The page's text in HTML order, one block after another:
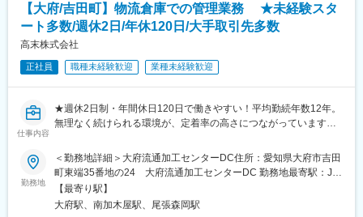
「お客様のために、みんなで協力する」という考えが根付いてお
り、
困っている人がいれば、自然と助け合う職場です。
アメリカ・メキシコにも拠点を持ち、海外でも事業を展開。
日本と同じ高い品質の製品を世界へ届ける取り組みを続けていま
変更の範囲：会社の定める業務
■組織構成：
部長50代、課長50代1名・60代1名、メンバー7名（50代1名、40
代1名、30代4名、20代1名）で構成されております。
ており、業務の繁閑に合わせて柔軟に勤務時間を調整できます。
その結果、残業時間は月平均20時間程度に抑えられています。
日には全社でノー残業デーを実施。プライベートの時間をしっか
り確保でき、ワークライフバランスの整った働き方が可能です。
（3）平均勤続年数は19.1年、平均有給取得率は60%を超え、腰を
据えて長く働ける環境がございます。
【大府/吉田町】物流倉庫での管理業務 ★未経験スタ
ート多数/週休2日/年休120日/大手取引先多数
高末株式会社
正社員 職種未経験歓迎 業種未経験歓迎
仕事内容
★週休2日制・年間休日120日で働きやすい！平均勤続年数12年。
無理なく続けられる環境が、定着率の高さにつながっています。
★創業100年以上・自己資本比率82％。メーカーから小売まで700
社以上と取引。
■就業環境：
・週休2日制（日曜日固定、他平日）
勤務地
＜勤務地詳細＞大府流通加工センターDC住所：愛知県大府市吉田
町東端35番地の24 大府流通加工センターDC 勤務地最寄駅：JR
東海道本線／大府駅受動喫煙対策：屋内全面禁煙変更の範囲：会
社の定める事業所
【最寄り駅】
大府駅、南加木屋駅、尾張森岡駅